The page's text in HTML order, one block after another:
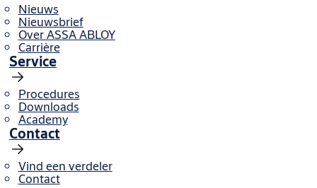
Nieuws
Nieuwsbrief
Over ASSA ABLOY
Carrière
Service
Procedures
Downloads
Academy
Contact
Vind een verdeler
Contact